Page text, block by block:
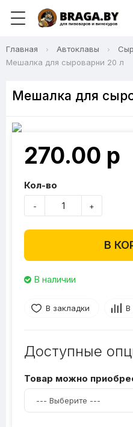
Главная Автоклавы
Мешалка для сыроварни 20 л
Мешалка для
270.00 р
Кол-во
- +
В
В наличии
В закладки В
Доступные
Товар можно